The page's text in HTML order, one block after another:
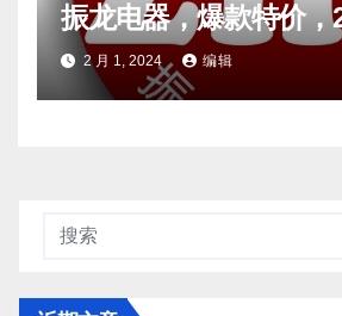
振龙电器，爆款特价，
2 月 1, 2024 编辑